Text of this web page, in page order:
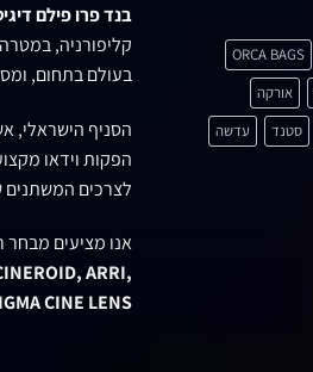
ORCA BAGS
אורקה
סטנד
עדשה
בנד פרו פילם
קליפורניה,
בעולם בתחום,
הסניף הישראלי, אשר
הפקות וידאו
לצרכים
אנו מציעים מבחר
ARRI,
CINE LENS